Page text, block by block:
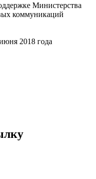
Министерства
коммуникаций
2018 года